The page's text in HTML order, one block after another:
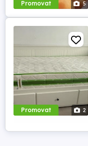
Promovat 5
Promovat 2